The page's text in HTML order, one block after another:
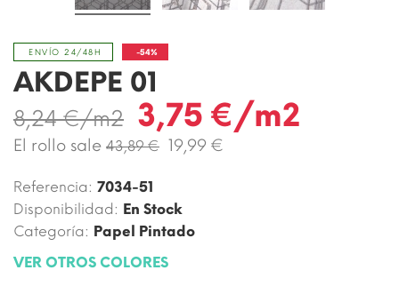
ENVÍO 24/48H -54%
AKDEPE 01
8,24 €/m2 3,75 €/m2
El rollo sale 43,89 € 19,99 €
Referencia: 7034-51
Disponibilidad: En Stock
Categoría: Papel Pintado
VER OTROS COLORES